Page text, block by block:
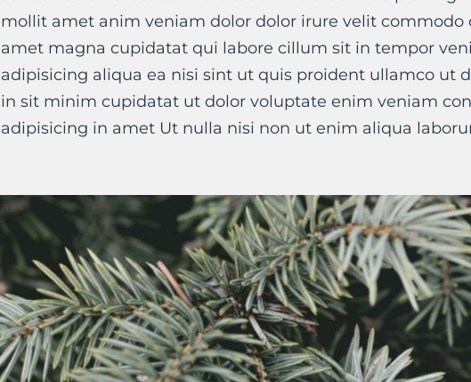
mollit amet anim veniam dolor dolor irure velit
amet magna cupidatat qui labore cillum sit in tempor
adipisicing aliqua ea nisi sint ut quis proident ullamco ut
in sit minim cupidatat ut dolor voluptate enim veniam
adipisicing in amet Ut nulla nisi non ut enim aliqua